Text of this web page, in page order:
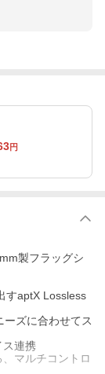
円
製フラッグシ
すaptX Lossless
ズに合わせてス
ス連携
マルチコントロ